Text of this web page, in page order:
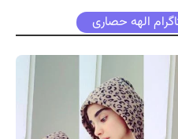
الهه حصاری